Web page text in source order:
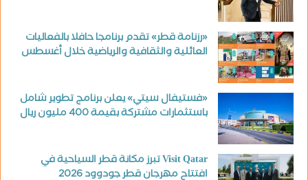
«رزنامة قطر» تقدم برنامجا حافلا بالفعاليات
العائلية والثقافية والرياضية خلال أغسطس
«فستيفال سيتي» يعلن برنامج تطوير شامل
باستثمارات مشتركة بقيمة 400 مليون ريال
Visit Qatar تبرز مكانة قطر السياحية في
افتتاح مهرجان قطر جودوود 2026